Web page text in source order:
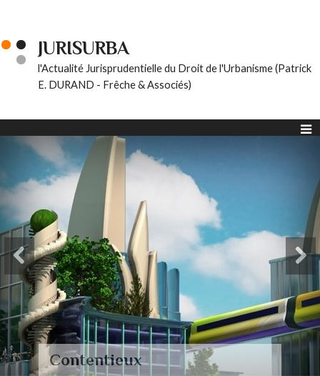
JURISURBA
l'Actualité Jurisprudentielle du Droit de l'Urbanisme (Patrick
E. DURAND - Frêche & Associés)
Contentieux